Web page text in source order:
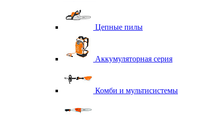
Цепные пилы
Аккумуляторная серия
Комби и мультисистемы